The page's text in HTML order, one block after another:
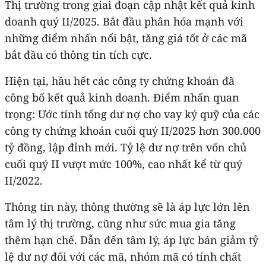
Thị trường trong giai đoạn cập nhật kết quả kinh
doanh quý II/2025. Bắt đầu phân hóa mạnh với
những điểm nhấn nổi bật, tăng giá tốt ở các mã
bắt đầu có thông tin tích cực.
Hiện tại, hầu hết các công ty chứng khoán đã
công bố kết quả kinh doanh. Điểm nhấn quan
trọng: Ước tính tổng dư nợ cho vay ký quỹ của các
công ty chứng khoán cuối quý II/2025 hơn 300.000
tỷ đồng, lập đỉnh mới. Tỷ lệ dư nợ trên vốn chủ
cuối quý II vượt mức 100%, cao nhất kể từ quý
II/2022.
Thông tin này, thông thường sẽ là áp lực lớn lên
tâm lý thị trường, cũng như sức mua gia tăng
thêm hạn chế. Dẫn đến tâm lý, áp lực bán giảm tỷ
lệ dư nợ đối với các mã, nhóm mã có tính chất